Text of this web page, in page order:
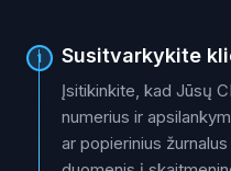
1 Susitvarkykite
Įsitikinkite, kad Jūsų
numerius ir
ar popierinius